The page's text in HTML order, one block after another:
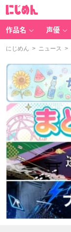
作品名 声優
にじめん > ニュース >